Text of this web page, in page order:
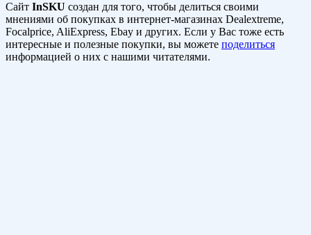
Сайт InSKU создан для того, чтобы делиться своими
мнениями об покупках в интернет-магазинах Dealextreme,
Focalprice, AliExpress, Ebay и других. Если у Вас тоже есть
интересные и полезные покупки, вы можете поделиться
информацией о них с нашими читателями.